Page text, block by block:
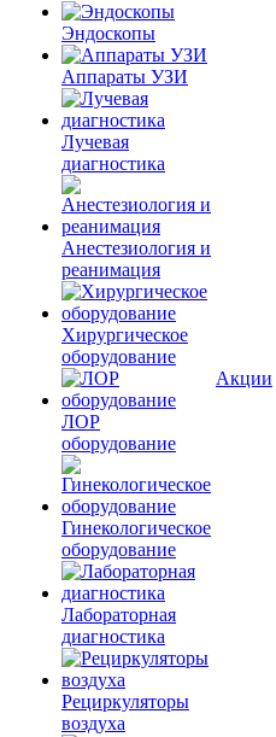
Эндоскопы
Аппараты УЗИ
Лучевая
диагностика
Анестезиология и
реанимация
Хирургическое
оборудование
ЛОР
оборудование
Гинекологическое
оборудование
Лабораторная
диагностика
Рециркуляторы
воздуха
Акции